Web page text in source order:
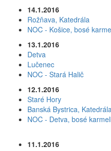
14.1.2016
Rožňava, Katedrála
NOC - Košice, bosé
13.1.2016
Detva
Lučenec
NOC - Stará Halič
12.1.2016
Staré Hory
Banská Bystrica,
NOC - Detva, bosé
11.1.2016